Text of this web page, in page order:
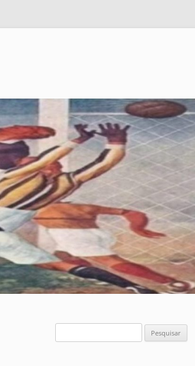
por: